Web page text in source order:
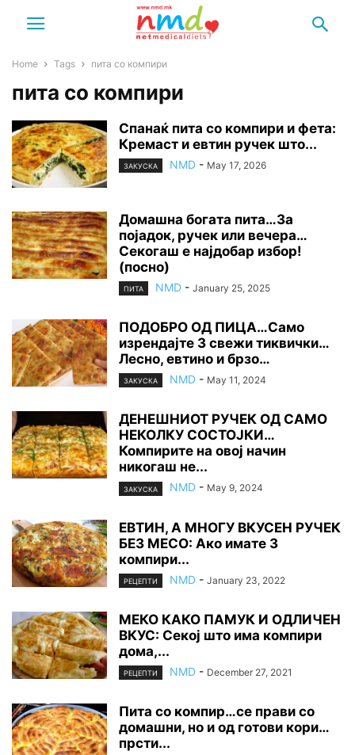
Home Tags пита со компири
пита со компири
Спанаќ пита со компири и фета:
Кремаст и евтин ручек што...
ЗАКУСКА NMD - May 17, 2026
Домашна богата пита…За
појадок, ручек или вечера…
Секогаш е најдобар избор!
(посно)
ПИТА NMD - January 25, 2025
ПОДОБРО ОД ПИЦА…Само
изрендајте 3 свежи тиквички…
Лесно, евтино и брзо…
ЗАКУСКА NMD - May 11, 2024
ДЕНЕШНИОТ РУЧЕК ОД САМО
НЕКОЛКУ СОСТОЈКИ…
Компирите на овој начин
никогаш не...
ЗАКУСКА NMD - May 9, 2024
ЕВТИН, А МНОГУ ВКУСЕН РУЧЕК
БЕЗ МЕСО: Ако имате 3
компири...
РЕЦЕПТИ NMD - January 23, 2022
МЕКО КАКО ПАМУК И ОДЛИЧЕН
ВКУС: Секој што има компири
дома,...
РЕЦЕПТИ NMD - December 27, 2021
Пита со компир…се прави со
домашни, но и од готови кори…
прсти...